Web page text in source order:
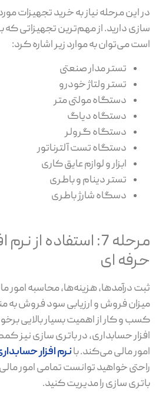
در این مرحله نیاز به خرید تجهیزات مورد
سازی دارید. از مهم‌ترین تجهیزاتی که
است می‌توان به موارد زیر اشاره کرد:
تستر مدار صنعتی
تستر ولتاژ خودرو
دستگاه مولتی متر
دستگاه دیاگ
دستگاه گرولر
دستگاه تست آلترناتور
ابزار و لوازم عایق کاری
تستر دینام و باطری
دسگاه شارژ باطری
مرحله 7: استفاده از
حرفه ای
ثبت درآمدها، هزینه‌ها، محاسبه امور
میزان فروش و ارزیابی سود فروش به
کسب و کار از اهمیت بسیار بالایی
افزار حسابداری، در باتری سازی نیز
امور مالی می‌کند. بانرم افزار
راحتی خواهید توانست تمامی امور
باتری سازی را مدیریت کنید.